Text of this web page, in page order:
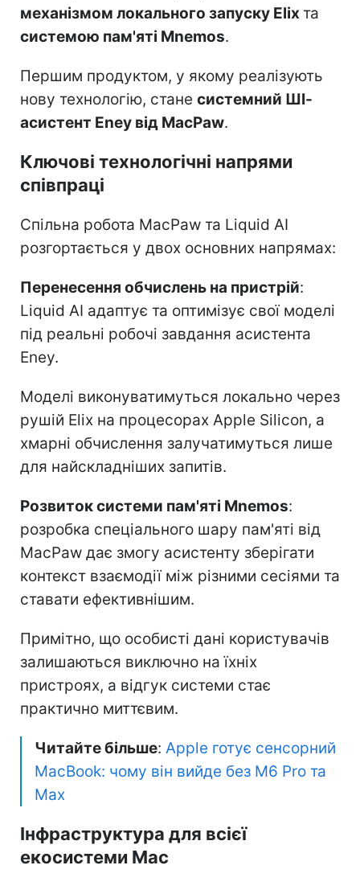
механізмом локального запуску Elix та
системою пам'яті Mnemos.
Першим продуктом, у якому реалізують
нову технологію, стане системний ШІ-
асистент Eney від MacPaw.
Ключові технологічні напрями
співпраці
Спільна робота MacPaw та Liquid AI
розгортається у двох основних напрямах:
Перенесення обчислень на пристрій:
Liquid AI адаптує та оптимізує свої моделі
під реальні робочі завдання асистента
Eney.
Моделі виконуватимуться локально через
рушій Elix на процесорах Apple Silicon, а
хмарні обчислення залучатимуться лише
для найскладніших запитів.
Розвиток системи пам'яті Mnemos:
розробка спеціального шару пам'яті від
MacPaw дає змогу асистенту зберігати
контекст взаємодії між різними сесіями та
ставати ефективнішим.
Примітно, що особисті дані користувачів
залишаються виключно на їхніх
пристроях, а відгук системи стає
практично миттєвим.
Читайте більше: Apple готує сенсорний
MacBook: чому він вийде без M6 Pro та
Max
Інфраструктура для всієї
екосистеми Mac